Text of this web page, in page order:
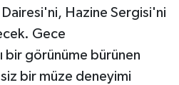
Hazine Sergisi'ni
Gece
bir görünüme bürünen
bir müze deneyimi